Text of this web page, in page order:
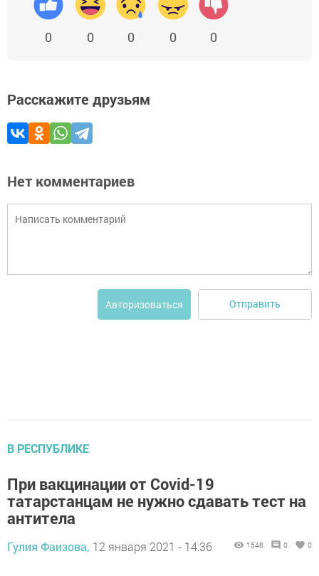
0 0 0 0 0
Расскажите друзьям
Нет комментариев
Авторизоваться Отправить
В РЕСПУБЛИКЕ
При вакцинации от Covid-19
татарстанцам не нужно сдавать тест на
антитела
Гулия Фаизова, 12 января 2021 - 14:36 1548 0 0